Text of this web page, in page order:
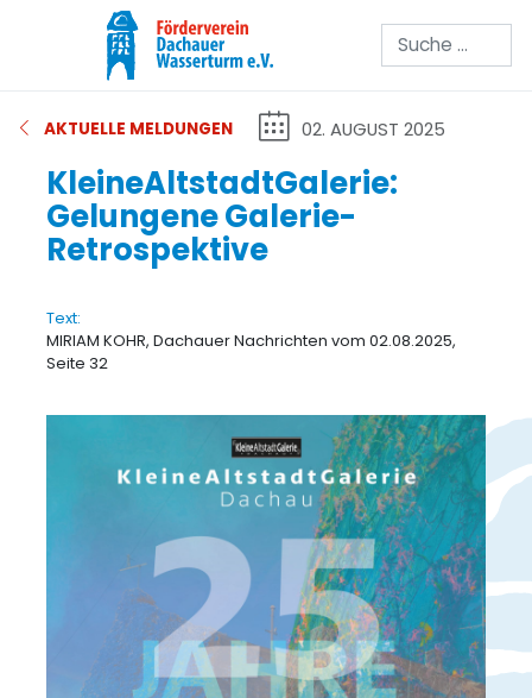
Suchen
AKTUELLE MELDUNGEN 02. AUGUST 2025
KleineAltstadtGalerie:
Gelungene Galerie-
Retrospektive
Text:
MIRIAM KOHR, Dachauer Nachrichten vom 02.08.2025,
Seite 32